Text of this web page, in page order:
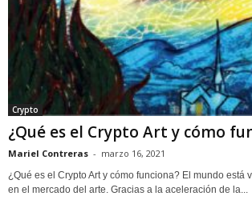
Crypto
¿Qué es el Crypto Art y cómo
Mariel Contreras - marzo 16, 2021
¿Qué es el Crypto Art y cómo funciona? El mundo está
en el mercado del arte. Gracias a la aceleración de la...